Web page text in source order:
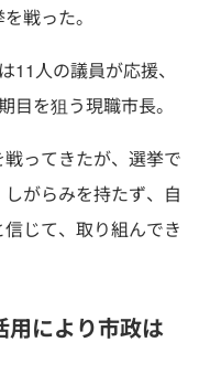
戦った。
11人の議員が応援、
目を狙う現職市長。
ってきたが、選挙で
がらみを持たず、自
じて、取り組んでき
用により市政は